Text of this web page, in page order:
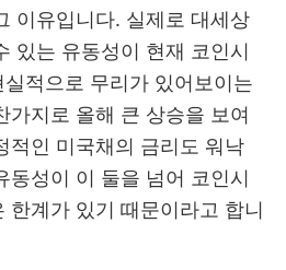
이유입니다. 실제로 대세상
있는 유동성이 현재 코인시
적으로 무리가 있어보이는
가지로 올해 큰 상승을 보여
적인 미국채의 금리도 워낙
동성이 이 둘을 넘어 코인시
한계가 있기 때문이라고 합니